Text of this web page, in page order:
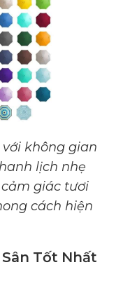
không gian
lịch nhẹ
giác tươi
cách hiện
Tốt Nhất